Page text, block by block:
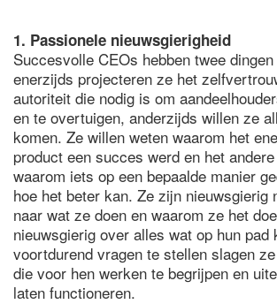
1. Passionele nieuwsgierigheid
Succesvolle CEOs hebben twee
enerzijds projecteren ze het
autoriteit die nodig is om
en te overtuigen, anderzijds willen ze
komen. Ze willen weten waarom het
product een succes werd en het
waarom iets op een bepaalde manier
hoe het beter kan. Ze zijn nieuwsgierig
naar wat ze doen en waarom ze het
nieuwsgierig over alles wat op hun pad
voortdurend vragen te stellen slagen
die voor hen werken te begrijpen en
laten functioneren.